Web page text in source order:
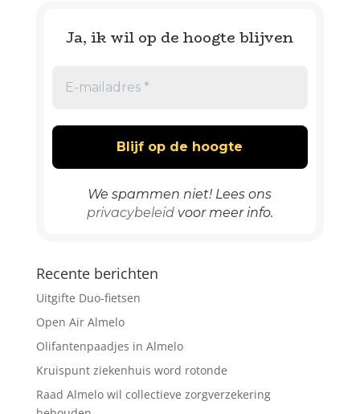
Ja, ik wil op de hoogte blijven
We spammen niet! Lees ons
privacybeleidvoor meer info.
Recente berichten
Uitgifte Duo-fietsen
Open Air Almelo
Olifantenpaadjes in Almelo
Kruispunt ziekenhuis word rotonde
Raad Almelo wil collectieve zorgverzekering